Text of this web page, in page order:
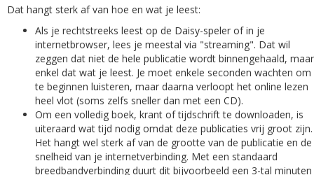
Dat hangt sterk af van hoe en wat je leest:
Als je rechtstreeks leest op de Daisy-speler of in je
internetbrowser, lees je meestal via "streaming". Dat wil
zeggen dat niet de hele publicatie wordt binnengehaald, maar
enkel dat wat je leest. Je moet enkele seconden wachten om
te beginnen luisteren, maar daarna verloopt het online lezen
heel vlot (soms zelfs sneller dan met een CD).
Om een volledig boek, krant of tijdschrift te downloaden, is
uiteraard wat tijd nodig omdat deze publicaties vrij groot zijn.
Het hangt wel sterk af van de grootte van de publicatie en de
snelheid van je internetverbinding. Met een standaard
breedbandverbinding duurt dit bijvoorbeeld een 3-tal minuten